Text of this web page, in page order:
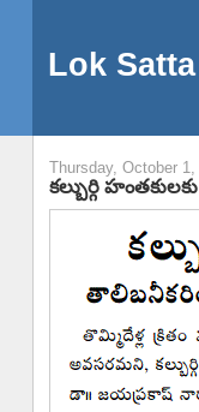
Lok
Thursday, October 1,
కల్బుర్గి